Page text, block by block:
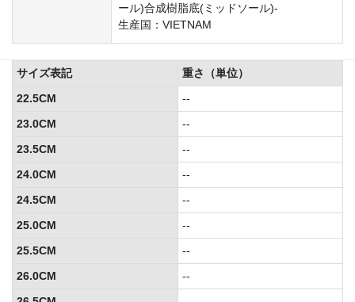
ール)合成樹脂底(ミッドソール)-
生産国：VIETNAM
サイズ表記
重さ（単位）
22.5CM
--
23.0CM
--
23.5CM
--
24.0CM
--
24.5CM
--
25.0CM
--
25.5CM
--
26.0CM
--